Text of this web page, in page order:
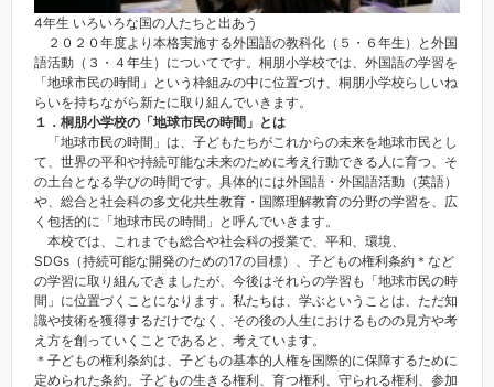
4年生 いろいろな国の人たちと出あう
２０２０年度より本格実施する外国語の教科化（５・６年生）と外国
語活動（３・４年生）についてです。桐朋小学校では、外国語の学習を
「地球市民の時間」という枠組みの中に位置づけ、桐朋小学校らしいね
らいを持ちながら新たに取り組んでいきます。
１．桐朋小学校の「地球市民の時間」とは
「地球市民の時間」は、子どもたちがこれからの未来を地球市民とし
て、世界の平和や持続可能な未来のために考え行動できる人に育つ、そ
の土台となる学びの時間です。具体的には外国語・外国語活動（英語）
や、総合と社会科の多文化共生教育・国際理解教育の分野の学習を、広
く包括的に「地球市民の時間」と呼んでいきます。
本校では、これまでも総合や社会科の授業で、平和、環境、
SDGs（持続可能な開発のための17の目標）、子どもの権利条約 ＊ など
の学習に取り組んできましたが、今後はそれらの学習も「地球市民の時
間」に位置づくことになります。私たちは、学ぶということは、ただ知
識や技術を獲得するだけでなく、その後の人生におけるものの見方や考
え方を創っていくことであると、考えています。
＊子どもの権利条約は、子どもの基本的人権を国際的に保障するために
定められた条約。子どもの生きる権利、育つ権利、守られる権利、参加